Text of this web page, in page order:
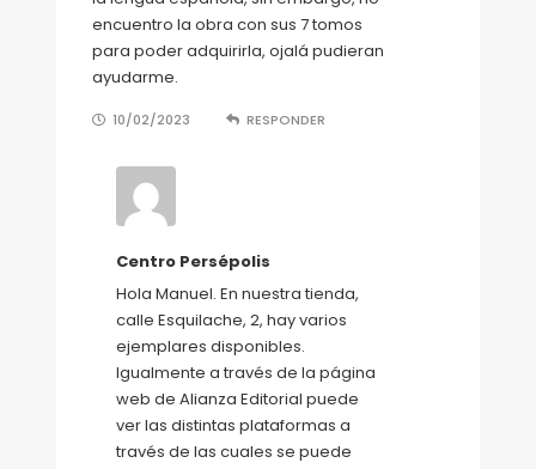
encuentro la obra con sus 7 tomos
para poder adquirirla, ojalá pudieran
ayudarme.
10/02/2023 RESPONDER
Centro Persépolis
Hola Manuel. En nuestra tienda,
calle Esquilache, 2, hay varios
ejemplares disponibles.
Igualmente a través de la página
web de Alianza Editorial puede
ver las distintas plataformas a
través de las cuales se puede